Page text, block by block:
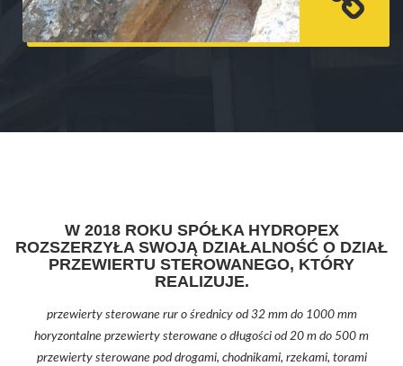
W 2018 ROKU SPÓŁKA HYDROPEX
ROZSZERZYŁA SWOJĄ DZIAŁALNOŚĆ O DZIAŁ
PRZEWIERTU STEROWANEGO, KTÓRY
REALIZUJE.
przewierty sterowane rur o średnicy od 32 mm do 1000 mm
horyzontalne przewierty sterowane o długości od 20 m do 500 m
przewierty sterowane pod drogami, chodnikami, rzekami, torami